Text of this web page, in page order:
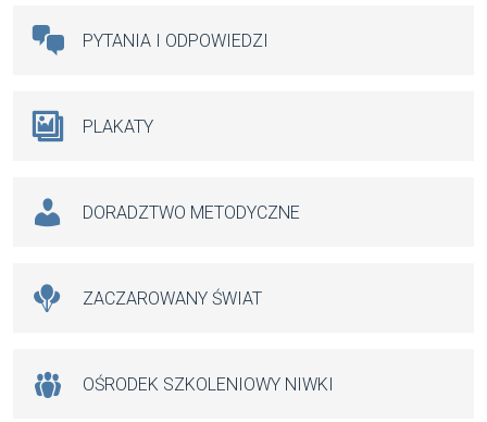
PYTANIA I ODPOWIEDZI
PLAKATY
DORADZTWO METODYCZNE
ZACZAROWANY ŚWIAT
OŚRODEK SZKOLENIOWY NIWKI